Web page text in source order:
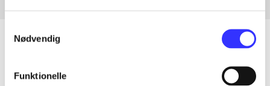
Nødvendig
Funktionelle
Artikler